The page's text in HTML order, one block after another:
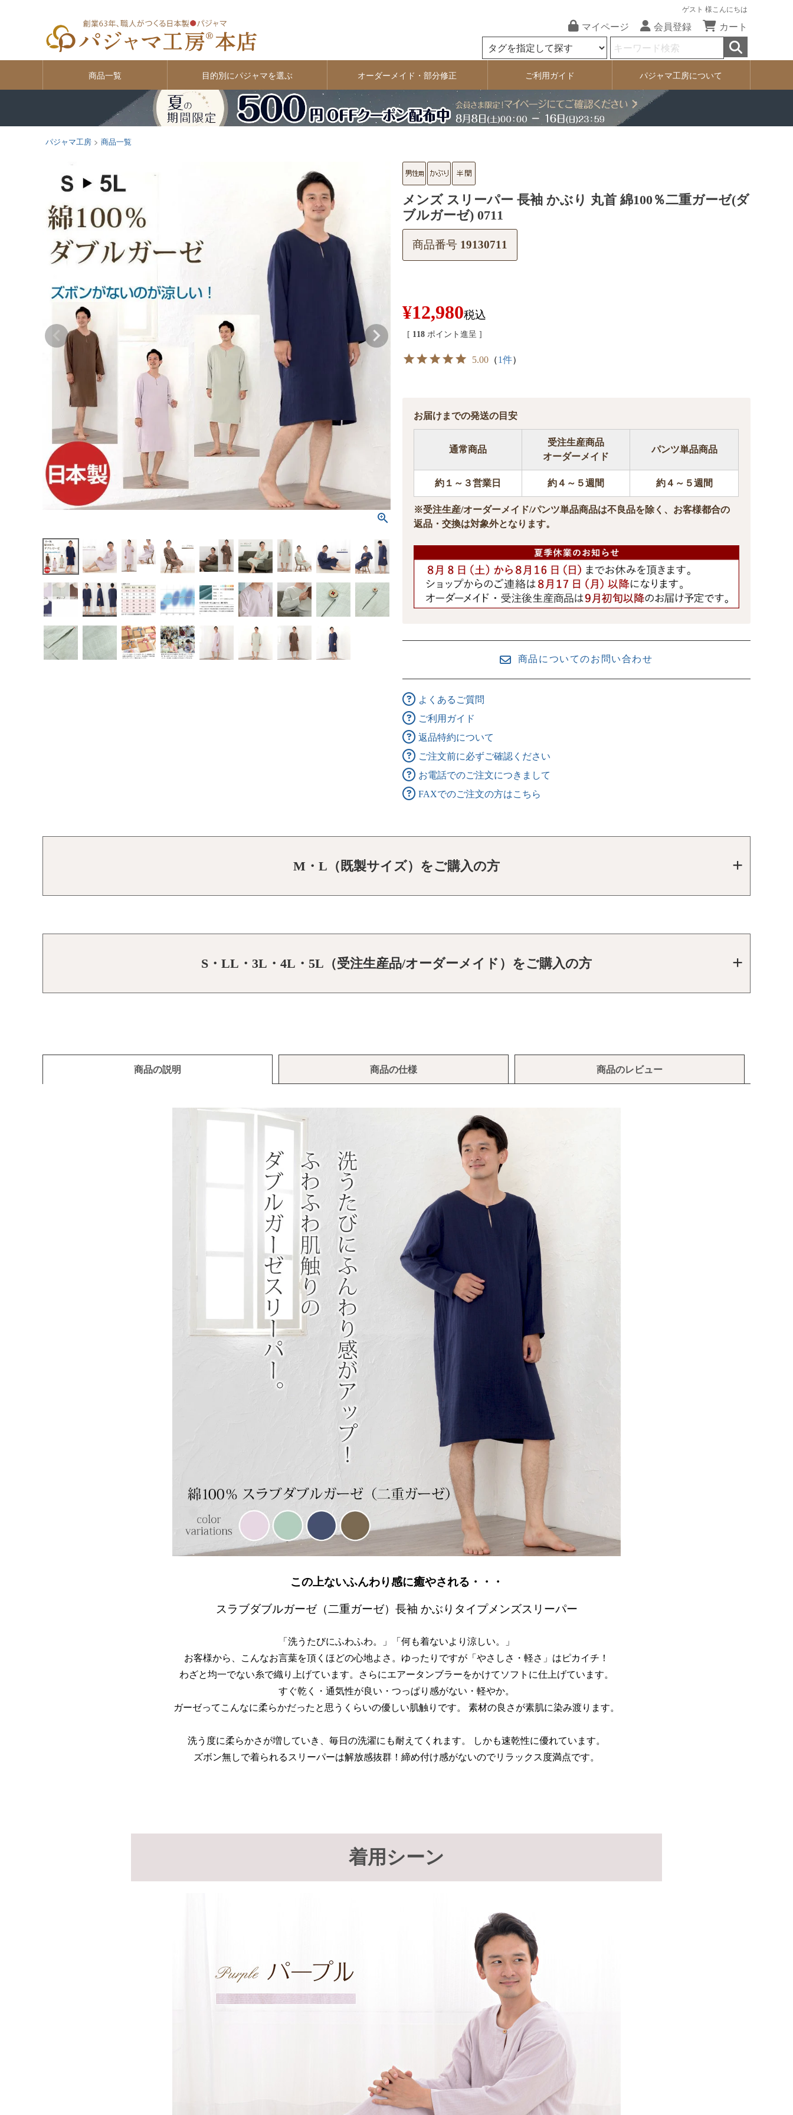
ゲスト 様こんにちは
マイページ 会員登録 カート
商品一覧 目的別にパジャマを選ぶ オーダーメイド・部分修正 ご利用ガイド パジャマ工房について
パジャマ工房 商品一覧
メンズ スリーパー 長袖 かぶり 丸首 綿100％二重ガーゼ(ダ
ブルガーゼ) 0711
商品番号 19130711
¥12,980税込
[ 118 ポイント進呈 ]
5.00 （1件）
お届けまでの発送の目安
通常商品
受注生産商品
オーダーメイド
パンツ単品商品
約１～３営業日 約４～５週間 約４～５週間
※受注生産/オーダーメイド/パンツ単品商品は不良品を除く、お客様都合の
返品・交換は対象外となります。
商品についてのお問い合わせ
よくあるご質問
ご利用ガイド
返品特約について
ご注文前に必ずご確認ください
お電話でのご注文につきまして
FAXでのご注文の方はこちら
M・L（既製サイズ）をご購入の方
S・LL・3L・4L・5L（受注生産品/オーダーメイド）をご購入の方
商品の説明 商品の仕様 商品のレビュー
この上ないふんわり感に癒やされる・・・
スラブダブルガーゼ（二重ガーゼ）長袖 かぶりタイプメンズスリーパー
「洗うたびにふわふわ。」「何も着ないより涼しい。」
お客様から、こんなお言葉を頂くほどの心地よさ。ゆったりですが「やさしさ・軽さ」はピカイチ！
わざと均一でない糸で織り上げています。さらにエアータンブラーをかけてソフトに仕上げています。
すぐ乾く・通気性が良い・つっぱり感がない・軽やか。
ガーゼってこんなに柔らかだったと思うくらいの優しい肌触りです。 素材の良さが素肌に染み渡ります。
洗う度に柔らかさが増していき、毎日の洗濯にも耐えてくれます。 しかも速乾性に優れています。
ズボン無しで着られるスリーパーは解放感抜群！締め付け感がないのでリラックス度満点です。
着用シーン